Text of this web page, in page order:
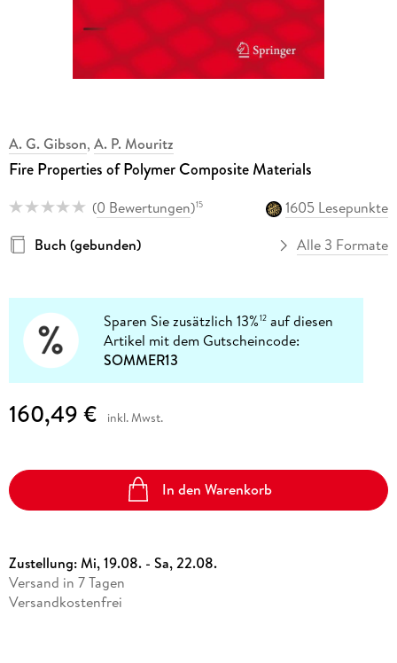
A. G. Gibson, A. P. Mouritz
Fire Properties of Polymer Composite Materials
(0 Bewertungen)15
1605 Lesepunkte
Buch (gebunden)
Alle 3 Formate
Sparen Sie zusätzlich 13%12 auf diesen
Artikel mit dem Gutscheincode:
SOMMER13
160,49 € inkl. Mwst.
In den Warenkorb
Zustellung:Mi, 19.08. - Sa, 22.08.
Versand in 7 Tagen
Versandkostenfrei